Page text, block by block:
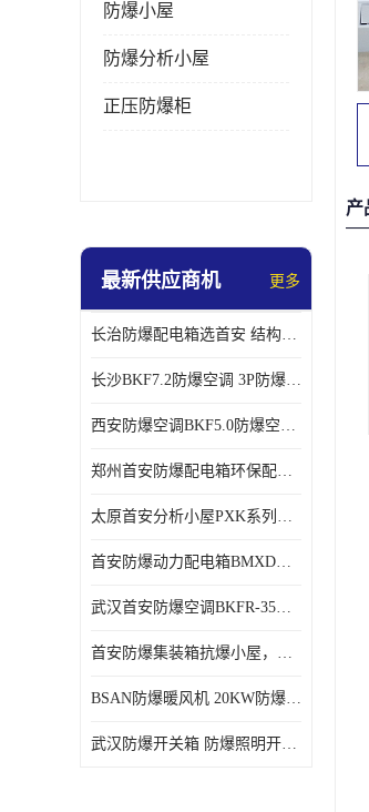
防爆小屋
防爆分析小屋
正压防爆柜
最新供应商机 更多
长治防爆配电箱选首安 结构紧凑、价格合理、资质齐全
长沙BKF7.2防爆空调 3P防爆空调与普通空调有什么区别
西安防爆空调BKF5.0防爆空调技术参数
郑州首安防爆配电箱环保配套用防爆配电箱
太原首安分析小屋PXK系列在线分析小屋厂家
首安防爆动力配电箱BMXD系列防爆配电箱技术参数
武汉首安防爆空调BKFR-35防爆空调生产厂家
首安防爆集装箱抗爆小屋，危化品暂存间厂家批发
BSAN防爆暖风机 20KW防爆工业暖风机
武汉防爆开关箱 防爆照明开关箱厂家
产